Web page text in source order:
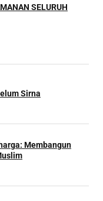
SELURUH
Sirna
Membangun